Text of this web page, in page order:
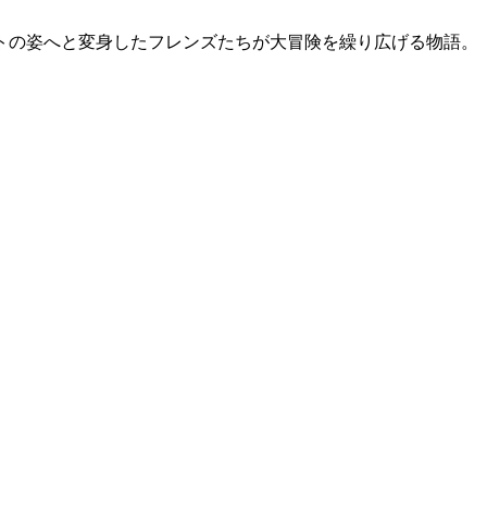
姿へと変身したフレンズたちが大冒険を繰り広げる物語。